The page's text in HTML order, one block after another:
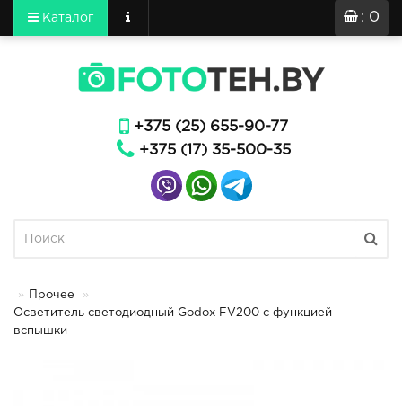
: 0
Каталог
+375 (25) 655-90-77
+375 (17) 35-500-35
Прочее
Осветитель светодиодный Godox FV200 с функцией
вспышки